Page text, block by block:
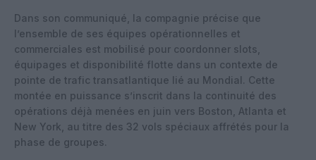
Dans son communiqué, la compagnie précise que
l’ensemble de ses équipes opérationnelles et
commerciales est mobilisé pour coordonner slots,
équipages et disponibilité flotte dans un contexte de
pointe de trafic transatlantique lié au Mondial. Cette
montée en puissance s’inscrit dans la continuité des
opérations déjà menées en juin vers Boston, Atlanta et
New York, au titre des 32 vols spéciaux affrétés pour la
phase de groupes.